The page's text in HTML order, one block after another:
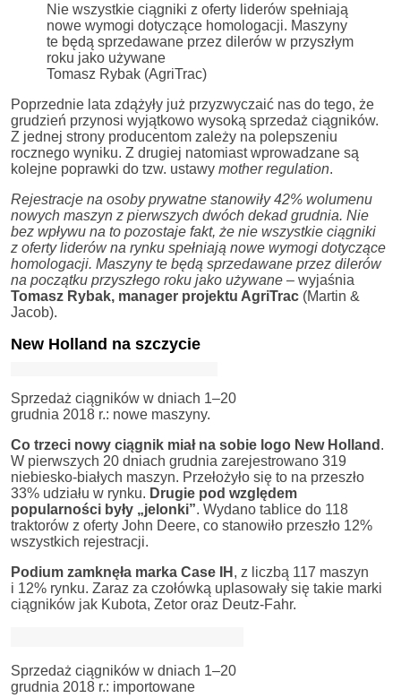
Nie wszystkie ciągniki z oferty liderów spełniają
nowe wymogi dotyczące homologacji. Maszyny
te będą sprzedawane przez dilerów w przyszłym
roku jako używane
Tomasz Rybak (AgriTrac)
Poprzednie lata zdążyły już przyzwyczaić nas do tego, że
grudzień przynosi wyjątkowo wysoką sprzedaż ciągników.
Z jednej strony producentom zależy na polepszeniu
rocznego wyniku. Z drugiej natomiast wprowadzane są
kolejne poprawki do tzw. ustawy mother regulation.
Rejestracje na osoby prywatne stanowiły 42% wolumenu
nowych maszyn z pierwszych dwóch dekad grudnia. Nie
bez wpływu na to pozostaje fakt, że nie wszystkie ciągniki
z oferty liderów na rynku spełniają nowe wymogi dotyczące
homologacji. Maszyny te będą sprzedawane przez dilerów
na początku przyszłego roku jako używane – wyjaśnia
Tomasz Rybak, manager projektu AgriTrac (Martin &
Jacob).
New Holland na szczycie
Sprzedaż ciągników w dniach 1–20
grudnia 2018 r.: nowe maszyny.
Co trzeci nowy ciągnik miał na sobie logo New Holland .
W pierwszych 20 dniach grudnia zarejestrowano 319
niebiesko-białych maszyn. Przełożyło się to na przeszło
33% udziału w rynku. Drugie pod względem
popularności były „jelonki”. Wydano tablice do 118
traktorów z oferty John Deere, co stanowiło przeszło 12%
wszystkich rejestracji.
Podium zamknęła marka Case IH , z liczbą 117 maszyn
i 12% rynku. Zaraz za czołówką uplasowały się takie marki
ciągników jak Kubota, Zetor oraz Deutz-Fahr.
Sprzedaż ciągników w dniach 1–20
grudnia 2018 r.: importowane